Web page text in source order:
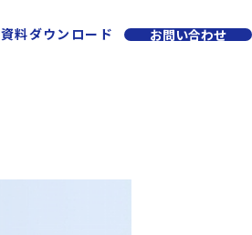
資料ダウンロード お問い合わせ